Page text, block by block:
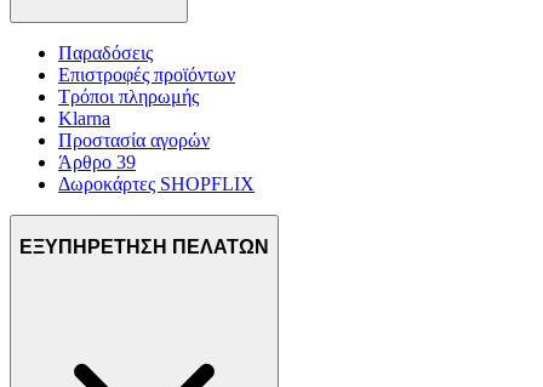
Παραδόσεις
Επιστροφές προϊόντων
Τρόποι πληρωμής
Klarna
Προστασία αγορών
Άρθρο 39
Δωροκάρτες SHOPFLIX
ΕΞΥΠΗΡΕΤΗΣΗ ΠΕΛΑΤΩΝ